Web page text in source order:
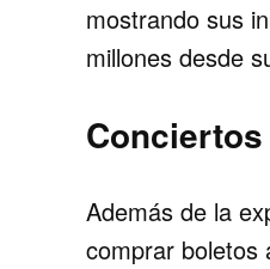
mostrando sus
millones desde
Además de la
comprar boletos